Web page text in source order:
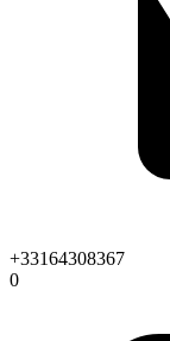
+33164308367
0